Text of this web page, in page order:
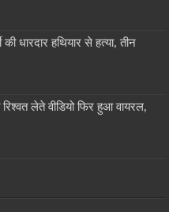
धारदार हथियार से हत्या, तीन
रिश्वत लेते वीडियो फिर हुआ वायरल,